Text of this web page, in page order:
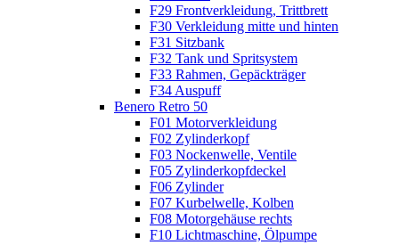
F29 Frontverkleidung, Trittbrett
F30 Verkleidung mitte und hinten
F31 Sitzbank
F32 Tank und Spritsystem
F33 Rahmen, Gepäckträger
F34 Auspuff
Benero Retro 50
F01 Motorverkleidung
F02 Zylinderkopf
F03 Nockenwelle, Ventile
F05 Zylinderkopfdeckel
F06 Zylinder
F07 Kurbelwelle, Kolben
F08 Motorgehäuse rechts
F10 Lichtmaschine, Ölpumpe